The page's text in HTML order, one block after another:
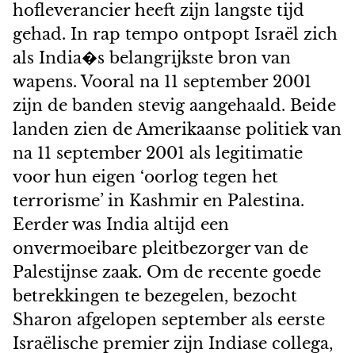
hofleverancier heeft zijn langste tijd
gehad. In rap tempo ontpopt Israël zich
als India�s belangrijkste bron van
wapens. Vooral na 11 september 2001
zijn de banden stevig aangehaald. Beide
landen zien de Amerikaanse politiek van
na 11 september 2001 als legitimatie
voor hun eigen ‘oorlog tegen het
terrorisme’ in Kashmir en Palestina.
Eerder was India altijd een
onvermoeibare pleitbezorger van de
Palestijnse zaak. Om de recente goede
betrekkingen te bezegelen, bezocht
Sharon afgelopen september als eerste
Israëlische premier zijn Indiase collega,